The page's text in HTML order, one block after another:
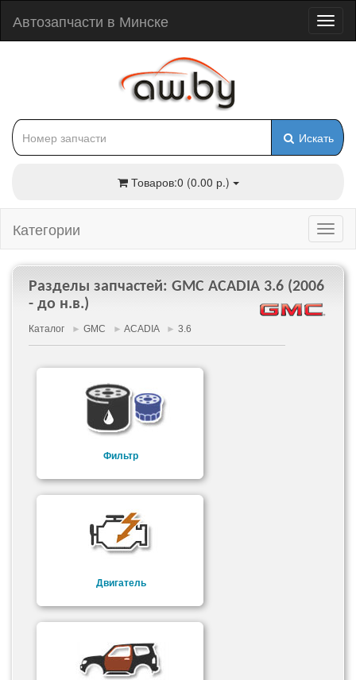
Автозапчасти в Минске
Искать
Товаров:0 (0.00 р.)
Категории
Разделы запчастей: GMC ACADIA 3.6 (2006
- до н.в.)
Каталог ► GMC ► ACADIA► 3.6
Фильтр
Двигатель